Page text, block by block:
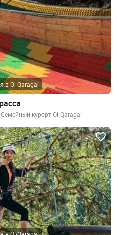
в Oi-Qaragai
курорт Oi-Qaragai